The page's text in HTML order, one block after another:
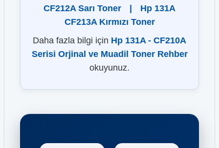
CF212A Sarı Toner
Hp 131A
CF213A Kırmızı Toner
Daha fazla bilgi için Hp 131A - CF210A
Serisi Orjinal ve Muadil Toner Rehber
okuyunuz.